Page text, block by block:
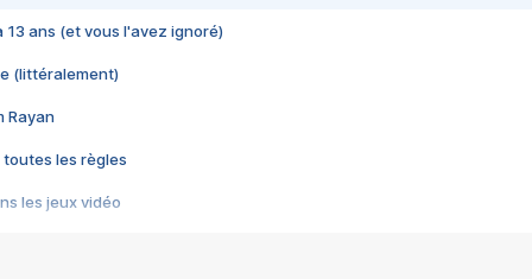
13 ans (et vous l'avez ignoré)
(littéralement)
Rayan
toutes les règles
les jeux vidéo